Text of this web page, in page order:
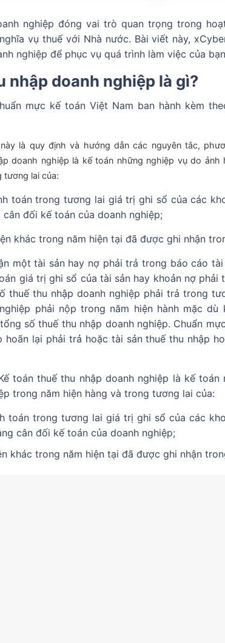
nghiệp đóng vai trò quan trọng trong
vụ thuế với Nhà nước. Bài viết này,
nghiệp để phục vụ quá trình làm việc của
nhập doanh nghiệp là gì?
mực kế toán Việt Nam ban hành kèm
là quy định và hướng dẫn các nguyên tắc,
doanh nghiệp là kế toán những nghiệp vụ do
tương lai của:
toán trong tương lai giá trị ghi sổ của các
đối kế toán của doanh nghiệp;
khác trong năm hiện tại đã được ghi nhận
một tài sản hay nợ phải trả trong báo cáo
giá trị ghi sổ của tài sản hay khoản nợ phải
thuế thu nhập doanh nghiệp phải trả trong
phải nộp trong năm hiện hành mặc
số thuế thu nhập doanh nghiệp. Chuẩn
hoãn lại phải trả hoặc tài sản thuế thu nhập
toán thuế thu nhập doanh nghiệp là kế
trong năm hiện hàng và trong tương lai của:
toán trong tương lai giá trị ghi sổ của các
cân đối kế toán của doanh nghiệp;
khác trong năm hiện tại đã được ghi nhận